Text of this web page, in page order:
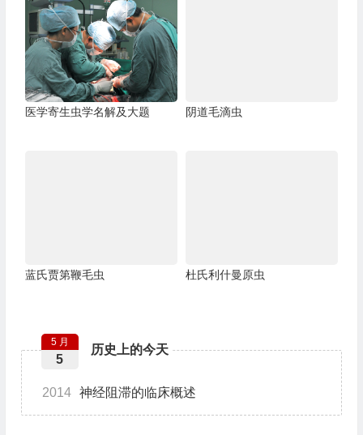
医学寄生虫学名解及大题 阴道毛滴虫
蓝氏贾第鞭毛虫 杜氏利什曼原虫
历史上的今天
5 月
5
2014 神经阻滞的临床概述